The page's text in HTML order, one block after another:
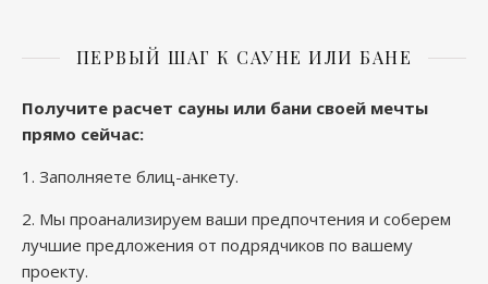
ПЕРВЫЙ ШАГ К САУНЕ ИЛИ БАНЕ
Получите расчет сауны или бани своей мечты
прямо сейчас:
1. Заполняете блиц-анкету.
2. Мы проанализируем ваши предпочтения и соберем
лучшие предложения от подрядчиков по вашему
проекту.